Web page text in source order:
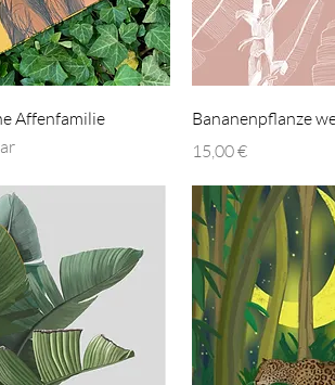
Affenfamilie
Bananenpflanze
Preis
15,00 €